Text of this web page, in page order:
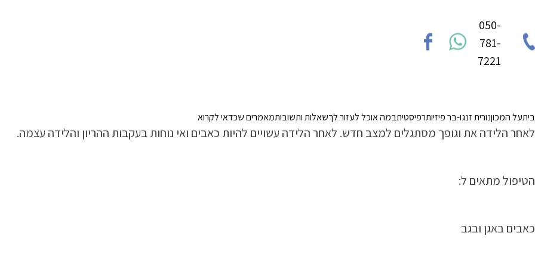
content
050-
781-
7221
ביתעל המכוןנורית זנגו-בר פיזיותרפיסטיתבמה אוכל לעזור לךשאלות ותשובותמאמרים שכדאי לקרוא
לאחר הלידה את וגופך מסתגלים למצב חדש. לאחר הלידה עשויים להיות כאבים ואי נוחות בעקבות ההריון והלידה עצמה.
הטיפול מתאים ל:
כאבים באגן ובגב